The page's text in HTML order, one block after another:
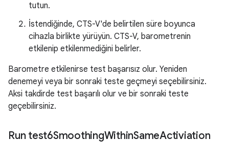
tutun.
İstendiğinde, CTS-V'de belirtilen süre boyunca
cihazla birlikte yürüyün. CTS-V, barometrenin
etkilenip etkilenmediğini belirler.
Barometre etkilenirse test başarısız olur. Yeniden
denemeyi veya bir sonraki teste geçmeyi seçebilirsiniz.
Aksi takdirde test başarılı olur ve bir sonraki teste
geçebilirsiniz.
Run test6SmoothingWithinSameActiviation